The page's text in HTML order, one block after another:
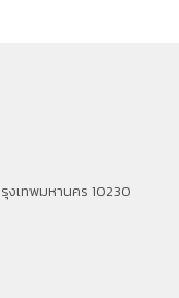
งเทพมหานคร 10230